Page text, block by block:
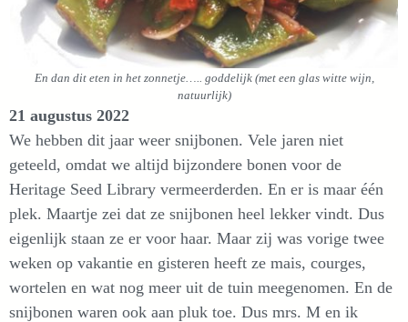
En dan dit eten in het zonnetje….. goddelijk (met een glas witte wijn,
natuurlijk)
21 augustus 2022
We hebben dit jaar weer snijbonen. Vele jaren niet
geteeld, omdat we altijd bijzondere bonen voor de
Heritage Seed Library vermeerderden. En er is maar één
plek. Maartje zei dat ze snijbonen heel lekker vindt. Dus
eigenlijk staan ze er voor haar. Maar zij was vorige twee
weken op vakantie en gisteren heeft ze mais, courges,
wortelen en wat nog meer uit de tuin meegenomen. En de
snijbonen waren ook aan pluk toe. Dus mrs. M en ik